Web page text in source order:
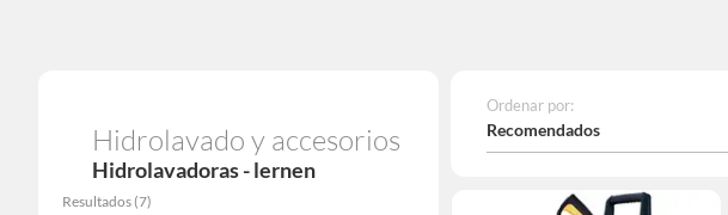
Hidrolavado y accesorios
Hidrolavadoras - lernen
Resultados (7)
Ordenar por:
Recomendados